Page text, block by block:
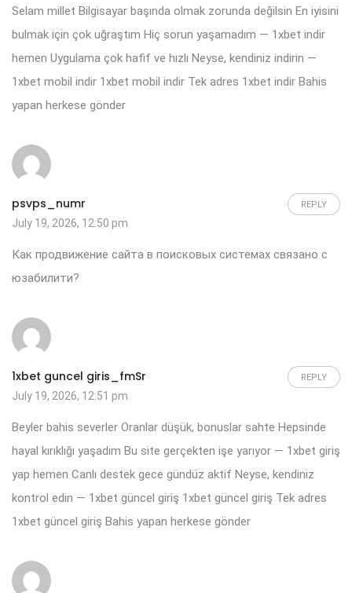
Selam millet Bilgisayar başında olmak zorunda değilsin En iyisini
bulmak için çok uğraştım Hiç sorun yaşamadım — 1xbet indir
hemen Uygulama çok hafif ve hızlı Neyse, kendiniz indirin —
1xbet mobil indir 1xbet mobil indir Tek adres 1xbet indir Bahis
yapan herkese gönder
psvps_numr REPLY
July 19, 2026, 12:50 pm
Как продвижение сайта в поисковых системах связано с
юзабилити?
1xbet guncel giris_fmSr REPLY
July 19, 2026, 12:51 pm
Beyler bahis severler Oranlar düşük, bonuslar sahte Hepsinde
hayal kırıklığı yaşadım Bu site gerçekten işe yarıyor — 1xbet giriş
yap hemen Canlı destek gece gündüz aktif Neyse, kendiniz
kontrol edin — 1xbet güncel giriş 1xbet güncel giriş Tek adres
1xbet güncel giriş Bahis yapan herkese gönder